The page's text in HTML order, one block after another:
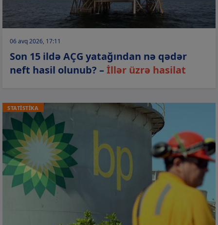
06 avq 2026, 17:11
Son 15 ildə AÇG yatağından nə qədər
neft hasil olunub? –İllər üzrə hasilat
STATİSTİKA